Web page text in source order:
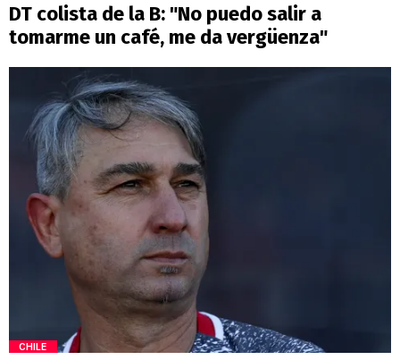
DT colista de la B: "No puedo salir a
tomarme un café, me da vergüenza"
CHILE